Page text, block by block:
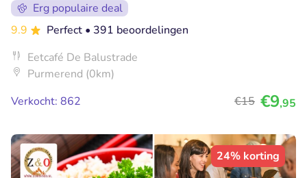
Erg populaire deal
9.9
Perfect • 391 beoordelingen
Eetcafé De Balustrade
Purmerend (0km)
Verkocht: 862
€15 €9,95
24% korting